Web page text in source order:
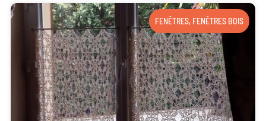
FENÊTRES, FENÊTRES BOIS